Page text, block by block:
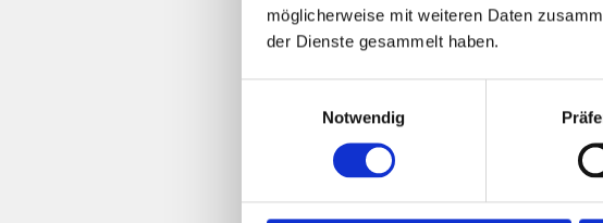
möglicherweise mit weiteren Daten
der Dienste gesammelt haben.
Notwendig